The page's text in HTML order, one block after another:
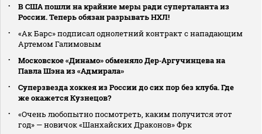
В США пошли на крайние меры ради суперталанта из
России. Теперь обязан разрывать НХЛ!
«Ак Барс» подписал однолетний контракт с нападающим
Артемом Галимовым
Московское «Динамо» обменяло Дер‑Аргучинцева на
Павла Шэна из «Адмирала»
Суперзвезда хоккея из России до сих пор без клуба. Где
же окажется Кузнецов?
«Очень любопытно посмотреть, каким получится этот
год» — новичок «Шанхайских Драконов» Фрк